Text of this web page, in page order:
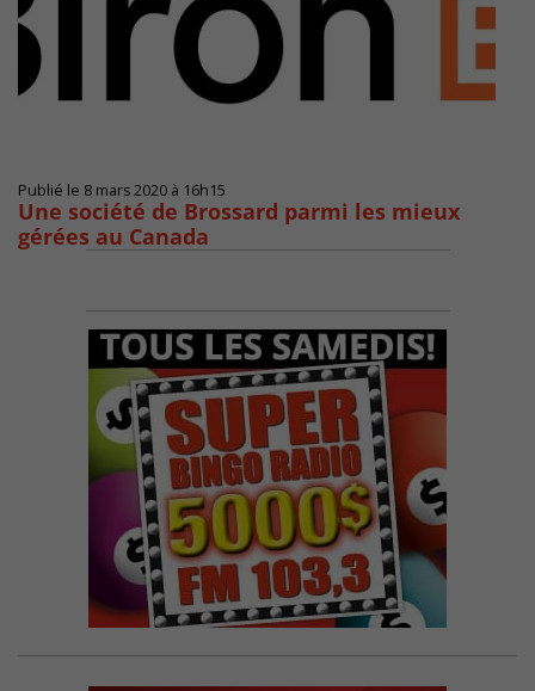
Publié le 8 mars 2020 à 16h15
Une société de Brossard parmi les mieux
gérées au Canada